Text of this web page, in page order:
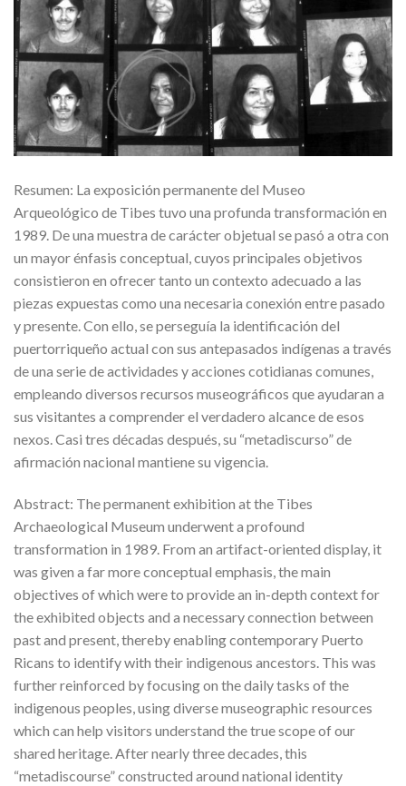
Resumen: La exposición permanente del Museo
Arqueológico de Tibes tuvo una profunda transformación en
1989. De una muestra de carácter objetual se pasó a otra con
un mayor énfasis conceptual, cuyos principales objetivos
consistieron en ofrecer tanto un contexto adecuado a las
piezas expuestas como una necesaria conexión entre pasado
y presente. Con ello, se perseguía la identificación del
puertorriqueño actual con sus antepasados indígenas a través
de una serie de actividades y acciones cotidianas comunes,
empleando diversos recursos museográficos que ayudaran a
sus visitantes a comprender el verdadero alcance de esos
nexos. Casi tres décadas después, su “metadiscurso” de
afirmación nacional mantiene su vigencia.
Abstract: The permanent exhibition at the Tibes
Archaeological Museum underwent a profound
transformation in 1989. From an artifact-oriented display, it
was given a far more conceptual emphasis, the main
objectives of which were to provide an in-depth context for
the exhibited objects and a necessary connection between
past and present, thereby enabling contemporary Puerto
Ricans to identify with their indigenous ancestors. This was
further reinforced by focusing on the daily tasks of the
indigenous peoples, using diverse museographic resources
which can help visitors understand the true scope of our
shared heritage. After nearly three decades, this
“metadiscourse” constructed around national identity